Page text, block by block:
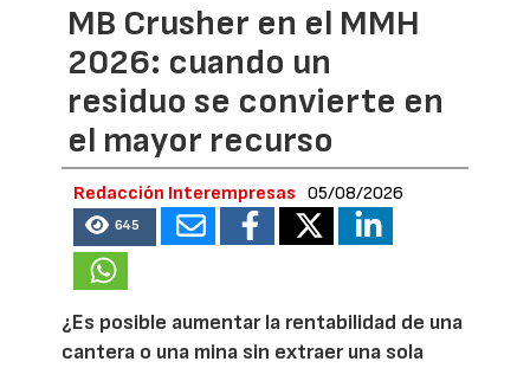
MB Crusher en el MMH
2026: cuando un
residuo se convierte en
el mayor recurso
Redacción Interempresas 05/08/2026
645
¿Es posible aumentar la rentabilidad de una
cantera o una mina sin extraer una sola